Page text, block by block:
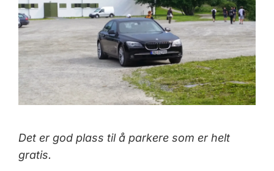
Det er god plass til å parkere som er helt
gratis.